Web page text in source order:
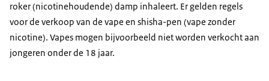
roker (nicotinehoudende) damp inhaleert. Er gelden regels
voor de verkoop van de vape en shisha-pen (vape zonder
nicotine). Vapes mogen bijvoorbeeld niet worden verkocht aan
jongeren onder de 18 jaar.